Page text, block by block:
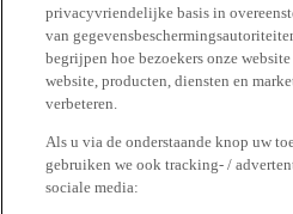
privacyvriendelijke basis in
van
begrijpen hoe bezoekers onze
website, producten, diensten en
verbeteren.
Als u via de onderstaande knop uw
gebruiken we ook tracking- /
sociale media: